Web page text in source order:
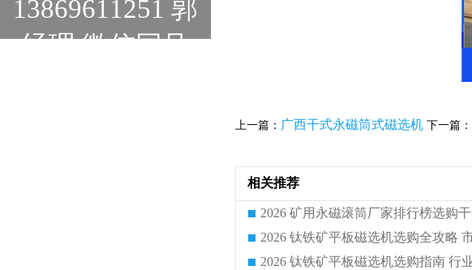
13869611251 郭
经理 微信同号
上一篇： 广西干式永磁筒式磁选机 下一篇：
相关推荐